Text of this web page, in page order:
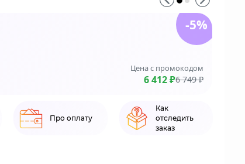
Цена с промокодом
6 412 ₽6 749 ₽
-5%
Про оплату
Как
отследить
заказ